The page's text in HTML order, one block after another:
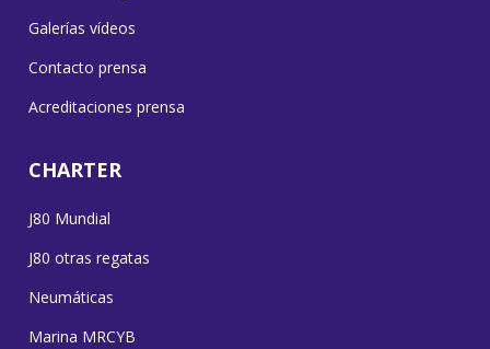
Galerías vídeos
Contacto prensa
Acreditaciones prensa
CHARTER
J80 Mundial
J80 otras regatas
Neumáticas
Marina MRCYB